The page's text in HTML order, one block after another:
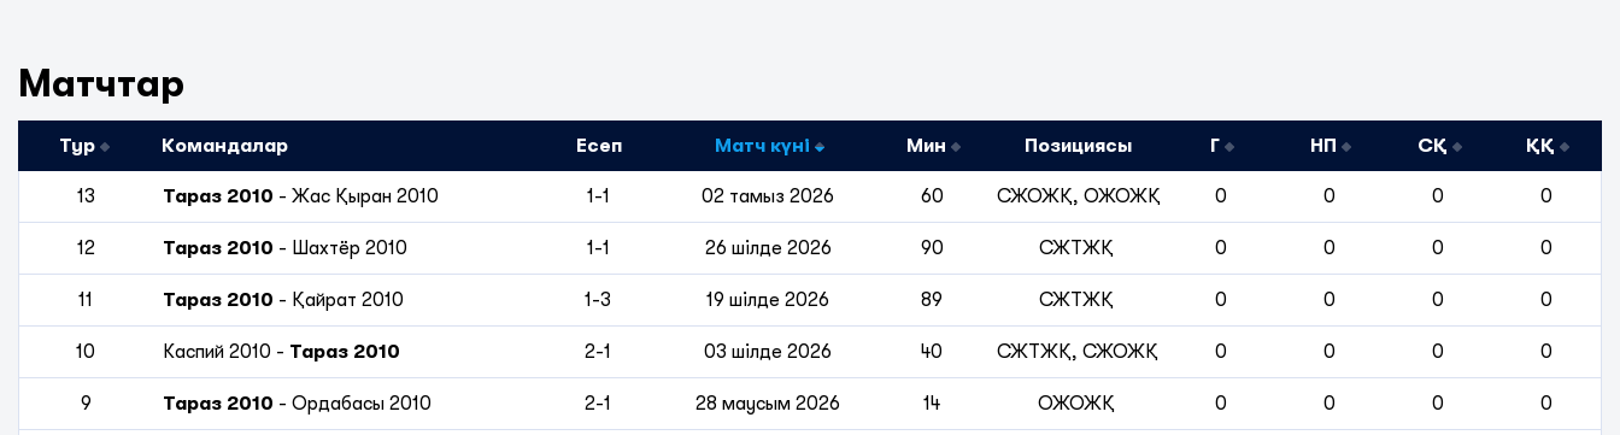
Матчтар
Тур Командалар Есеп Матч күні Мин Позициясы Г НП СҚ ҚҚ
13 Тараз 2010 - Жас Қыран 2010 1-1 02 тамыз 2026 60 СЖОЖҚ, ОЖОЖҚ 0 0 0 0
12 Тараз 2010 - Шахтёр 2010 1-1 26 шілде 2026 90 СЖТЖҚ 0 0 0 0
11 Тараз 2010 - Қайрат 2010 1-3 19 шілде 2026 89 СЖТЖҚ 0 0 0 0
10 Каспий 2010 - Тараз 2010 2-1 03 шілде 2026 40 СЖТЖҚ, СЖОЖҚ 0 0 0 0
9 Тараз 2010 - Ордабасы 2010 2-1 28 маусым 2026 14 ОЖОЖҚ 0 0 0 0